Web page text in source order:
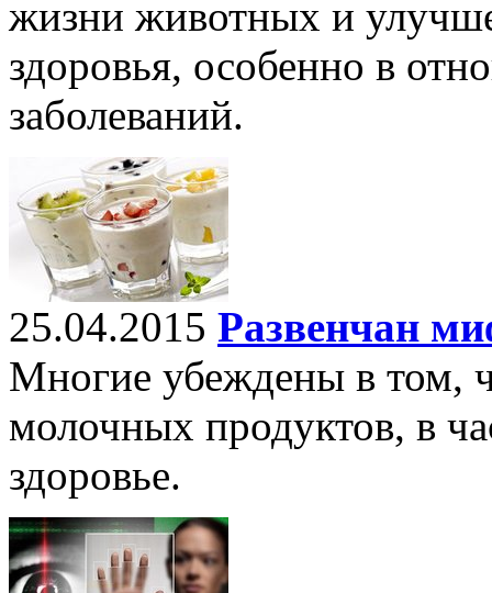
жизни животных и
здоровья, особенно в
заболеваний.
25.04.2015 Развенчан
Многие убеждены в том,
молочных продуктов, в
здоровье.